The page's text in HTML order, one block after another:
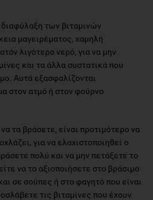
διαφύλαξη των βιταμινών
μαγειρέματος, χαμηλή
λιγότερο νερό, για να μην
και τα άλλα συστατικά που
Αυτά εξασφαλίζονται
στον ατμό ή στον φούρνο
τα βράσετε, είναι προτιμότερο να
για να ελαχιστοποιηθεί ο
πολύ και να μην πετάξετε το
να το αξιοποιήσετε στο βράσιμο
σε σούπες ή στο φαγητό που είναι
τις βιταμίνες που έχουν